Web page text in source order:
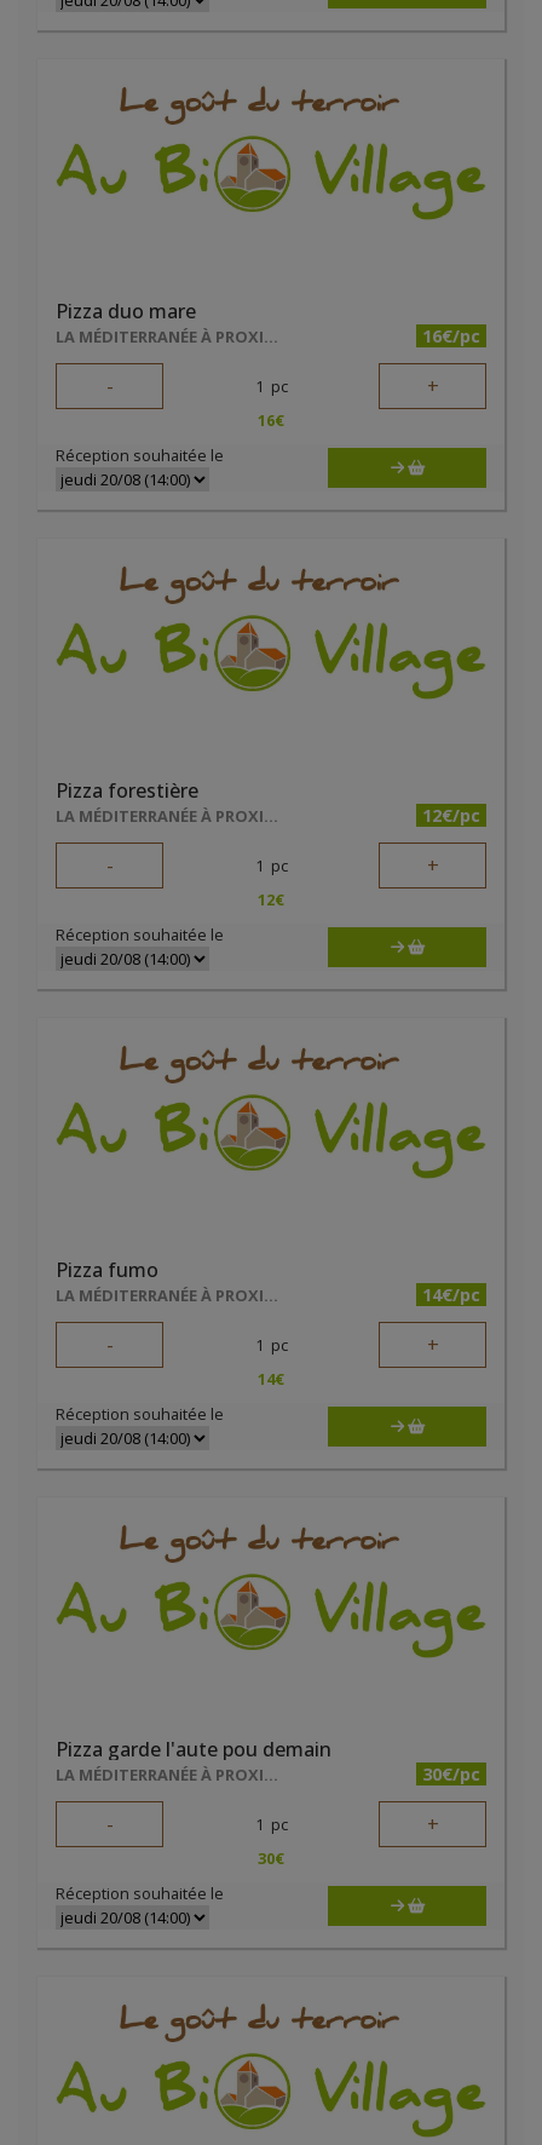
Pizza duo mare
LA MÉDITERRANÉE À PROXIMITÉ 16€/pc
- 1 pc +
16€
Réception souhaitée le
Pizza forestière
LA MÉDITERRANÉE À PROXIMITÉ 12€/pc
- 1 pc +
12€
Réception souhaitée le
Pizza fumo
LA MÉDITERRANÉE À PROXIMITÉ 14€/pc
- 1 pc +
14€
Réception souhaitée le
Pizza garde l'aute pou demain
LA MÉDITERRANÉE À PROXIMITÉ 30€/pc
- 1 pc +
30€
Réception souhaitée le